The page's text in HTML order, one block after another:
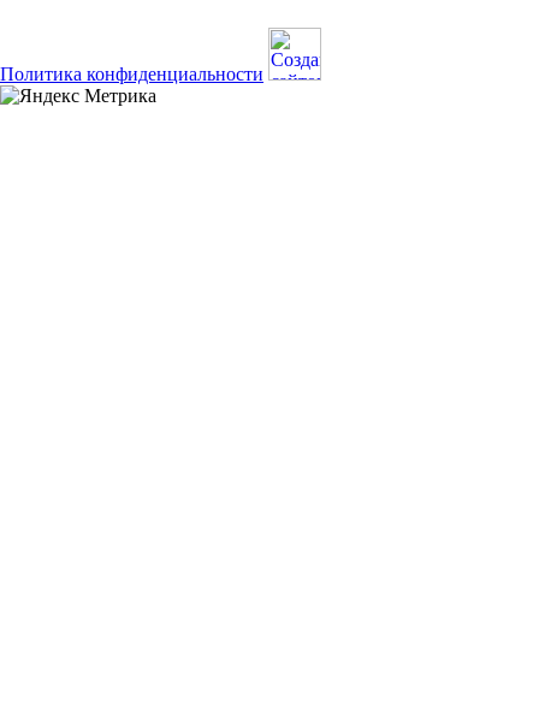
Политика конфиденциальности